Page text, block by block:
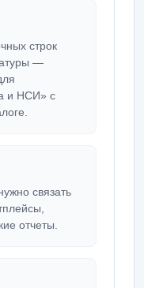
строк
—
и НСИ» с
связать
отчеты.